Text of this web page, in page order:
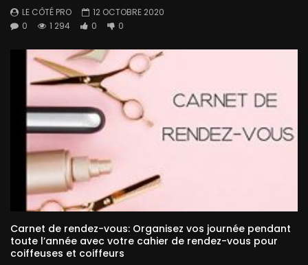
LE CÔTÉ PRO
12 OCTOBRE 2020
0
1 294 0 0
Carnet de rendez-vous: Organisez vos journée pendant
toute l’année avec votre cahier de rendez-vous pour
coiffeuses et coiffeurs